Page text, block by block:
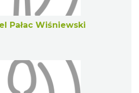
Pałac Wiśniewski